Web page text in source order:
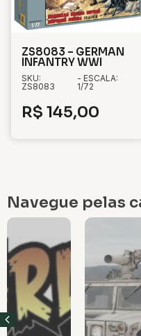
ZS8083 – GERMAN
INFANTRY WWI
SKU:
ZS8083
- ESCALA:
1/72
R$ 145,00
Navegue pelas